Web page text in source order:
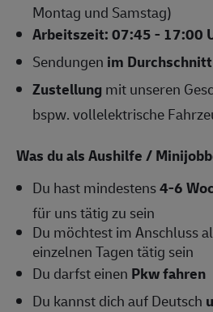
Montag und Samstag)
Arbeitszeit: 07:45 - 17:00
Sendungen im
Zustellungmit unseren
bspw. vollelektrische
Was du als Aushilfe /
Du hast mindestens4-6
für uns tätig zu sein
Du möchtest im Anschluss
einzelnen Tagen tätig sein
Du darfst einen Pkw fahren
Du kannst dich auf Deutsch